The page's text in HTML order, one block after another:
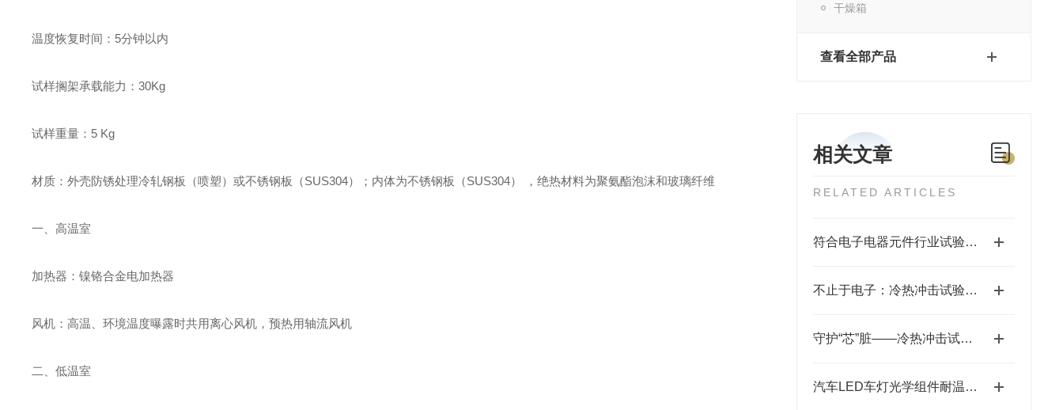
干燥箱
查看全部产品
相关文章
RELATED ARTICLES
符合电子电器元件行业试验标准的冷热冲击试验箱介绍与产品推荐
不止于电子：冷热冲击试验箱在汽车内外饰材料测试中的关键角色
守护“芯”脏——冷热冲击试验箱如何保障电子元器件可靠性
汽车LED车灯光学组件耐温度冲击测试方案
温度恢复时间：5分钟以内
试样搁架承载能力：30Kg
试样重量：5 Kg
材质：外壳防锈处理冷轧钢板（喷塑）或不锈钢板（SUS304）；内体为不锈钢板（SUS304） ，绝热材料为聚氨酯泡沫和玻璃纤维
一、高温室
加热器：镍铬合金电加热器
风机：高温、环境温度曝露时共用离心风机，预热用轴流风机
二、低温室